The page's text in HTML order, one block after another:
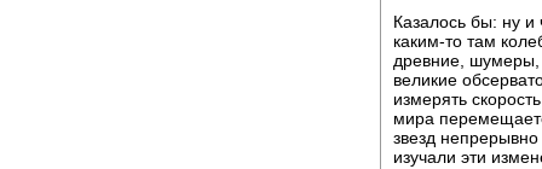
Казалось бы: ну и
каким-то там
древние, шумеры,
великие
измерять
мира
звезд
изучали эти